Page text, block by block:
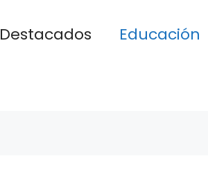
Destacados Educación